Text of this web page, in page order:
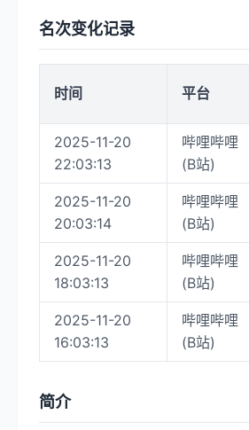
名次变化记录
时间 平台
2025-11-20
22:03:13
哔哩哔哩
(B站)
2025-11-20
20:03:14
哔哩哔哩
(B站)
2025-11-20
18:03:13
哔哩哔哩
(B站)
2025-11-20
16:03:13
哔哩哔哩
(B站)
简介